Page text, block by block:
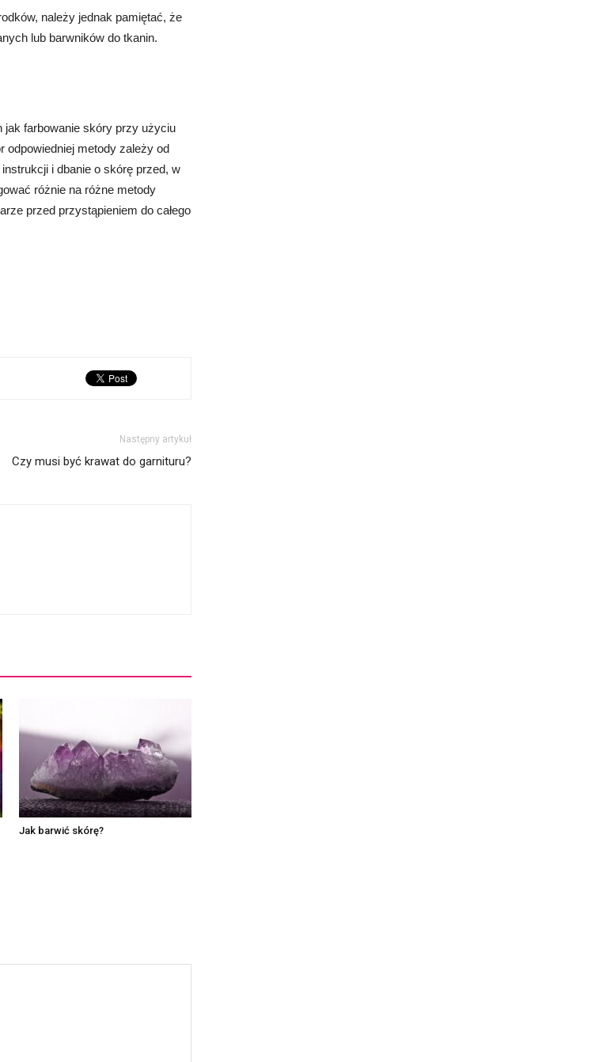
należy jednak pamiętać, że
lub barwników do tkanin.
farbowanie skóry przy użyciu
odpowiedniej metody zależy od
i dbanie o skórę przed, w
różnie na różne metody
przed przystąpieniem do całego
Następny artykuł
Czy musi być krawat do garnituru?
Jak barwić skórę?